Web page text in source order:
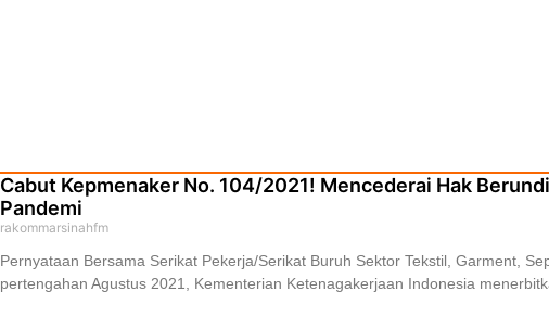
Cabut Kepmenaker No. 104/2021! Mencederai Hak
Pandemi
rakommarsinahfm
Pernyataan Bersama Serikat Pekerja/Serikat Buruh Sektor Tekstil, Garment,
pertengahan Agustus 2021, Kementerian Ketenagakerjaan Indonesia